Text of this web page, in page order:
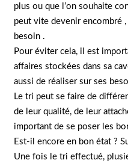
plus ou que l’on souhaite
peut vite devenir encombré
besoin .
Pour éviter cela, il est
affaires stockées dans sa
aussi de réaliser sur ses
Le tri peut se faire de
de leur qualité, de leur
important de se poser les
Est-il encore en bon état ?
Une fois le tri effectué,